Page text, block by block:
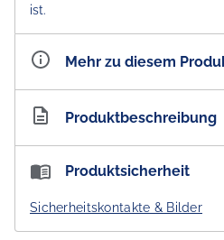
ist.
Mehr zu diesem
Artikelnummer AU100744
Produktbeschreibung
Four Pillars Australian Bloody
Die Frage nach dem
Produktsicherheit
Sicherheitskontakte & Bilder